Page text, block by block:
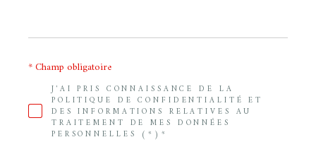
J'AI PRIS CONNAISSANCE DE LA
POLITIQUE DE CONFIDENTIALITÉ ET
DES INFORMATIONS RELATIVES AU
TRAITEMENT DE MES DONNÉES
PERSONNELLES (*)*
* Champ obligatoire